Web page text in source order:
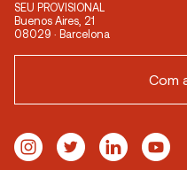
SEU PROVISIONAL
Buenos Aires, 21
08029 · Barcelona
Com